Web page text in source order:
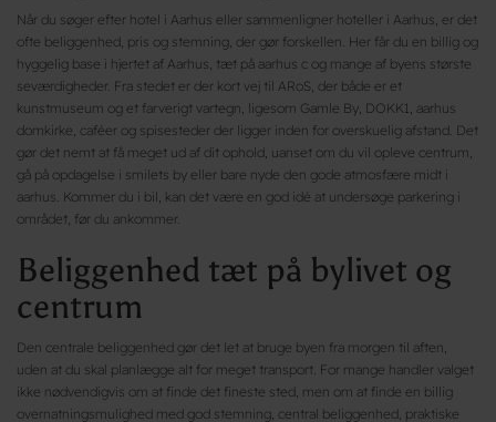
Når du søger efter hotel i Aarhus eller sammenligner hoteller i Aarhus, er det
ofte beliggenhed, pris og stemning, der gør forskellen. Her får du en billig og
hyggelig base i hjertet af Aarhus, tæt på aarhus c og mange af byens største
seværdigheder. Fra stedet er der kort vej til ARoS, der både er et
kunstmuseum og et farverigt vartegn, ligesom Gamle By, DOKK1, aarhus
domkirke, caféer og spisesteder der ligger inden for overskuelig afstand. Det
gør det nemt at få meget ud af dit ophold, uanset om du vil opleve centrum,
gå på opdagelse i smilets by eller bare nyde den gode atmosfære midt i
aarhus. Kommer du i bil, kan det være en god idé at undersøge parkering i
området, før du ankommer.
Beliggenhed tæt på bylivet og
centrum
Den centrale beliggenhed gør det let at bruge byen fra morgen til aften,
uden at du skal planlægge alt for meget transport. For mange handler valget
ikke nødvendigvis om at finde det fineste sted, men om at finde en billig
overnatningsmulighed med god stemning, central beliggenhed, praktiske